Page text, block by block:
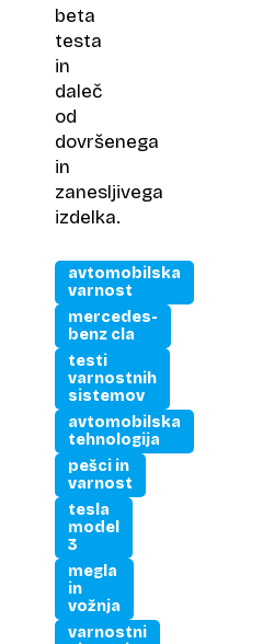
beta
testa
in
daleč
od
dovršenega
in
zanesljivega
izdelka.
avtomobilska
varnost
mercedes-
benz cla
testi
varnostnih
sistemov
avtomobilska
tehnologija
pešci in
varnost
tesla
model
3
megla
in
vožnja
varnostni